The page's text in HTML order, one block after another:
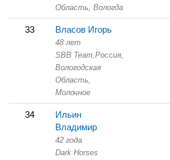
Область, Вологда
33 Власов Игорь
48 лет
SBB Team,Россия,
Вологодская
Область,
Молочное
34
Ильин
Владимир
42 года
Dark Horses